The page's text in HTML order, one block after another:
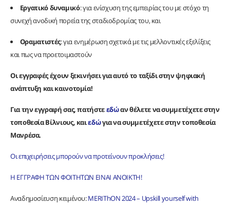
Εργατικό δυναμικό: για ενίσχυση της εμπειρίας του με στόχο τη
συνεχή ανοδική πορεία της σταδιοδρομίας του, και
Οραματιστές: για ενημέρωση σχετικά με τις μελλοντικές εξελίξεις
και πως να προετοιμαστούν
Οι εγγραφές έχουν ξεκινήσει για αυτό το ταξίδι στην ψηφιακή
ανάπτυξη και καινοτομία!
Για την εγγραφή σας, πατήστεεδώαν θέλετε να συμμετέχετε στην
τοποθεσία Βίλνιους, καιεδώγια να συμμετέχετε στην τοποθεσία
Μανρέσα.
Οι επιχειρήσεις μπορούν να προτείνουν προκλήσεις!
Η ΕΓΓΡΑΦΗ ΤΩΝ ΦΟΙΤΗΤΩΝ ΕΙΝΑΙ ΑΝΟΙΚΤΗ!
Αναδημοσίευση κειμένου:MERIThON 2024 – Upskill yourself with